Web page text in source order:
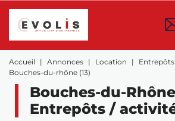
Accueil Annonces Location
Bouches-du-rhône (13)
Bouches-du-Rhône
Entrepôts /